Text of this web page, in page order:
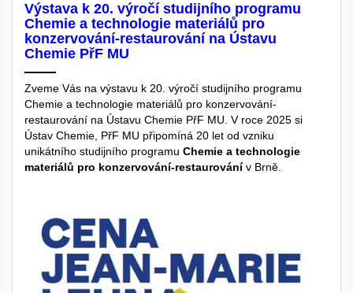
Výstava k 20. výročí studijního programu
Chemie a technologie materiálů pro
konzervování-restaurování na Ústavu
Chemie PřF MU
Zveme Vás na výstavu k 20. výročí studijního programu
Chemie a technologie materiálů pro konzervování-
restaurování na Ústavu Chemie PřF MU. V roce 2025 si
Ústav Chemie, PřF MU připomíná 20 let od vzniku
unikátního studijního programu Chemie a technologie
materiálů pro konzervování-restaurovánív Brně.